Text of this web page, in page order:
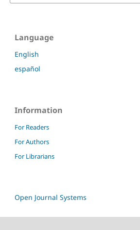
Language
English
español
Information
For Readers
For Authors
For Librarians
Open Journal Systems